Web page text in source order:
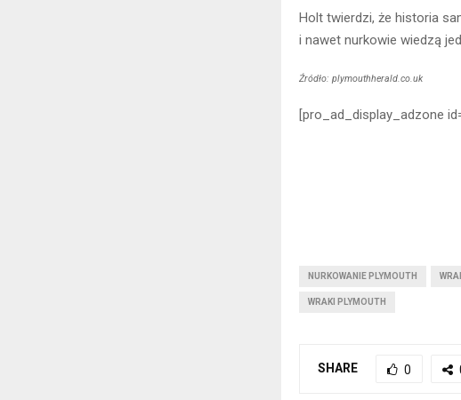
Holt twierdzi, że historia
i nawet nurkowie wiedzą
Źródło: plymouthherald.co.uk
[pro_ad_display_adzone
NURKOWANIE PLYMOUTH
WRAKI PLYMOUTH
SHARE 0